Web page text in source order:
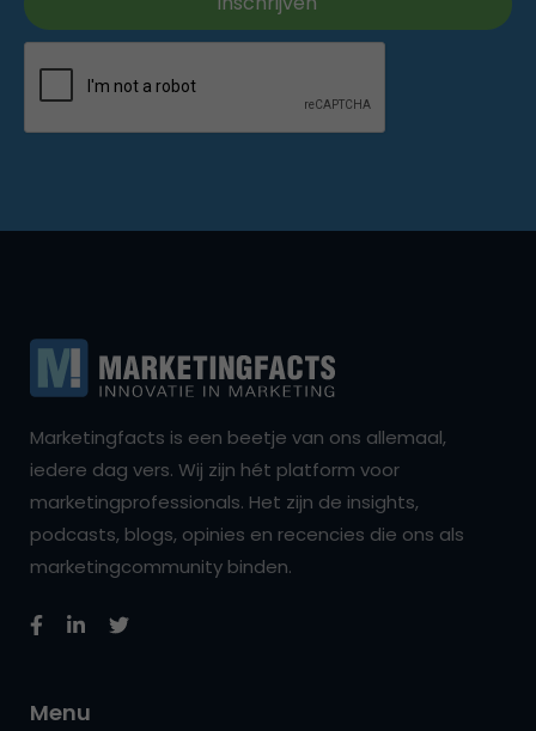
Marketingfacts is een beetje van ons allemaal,
iedere dag vers. Wij zijn hét platform voor
marketingprofessionals. Het zijn de insights,
podcasts, blogs, opinies en recencies die ons als
marketingcommunity binden.
Menu